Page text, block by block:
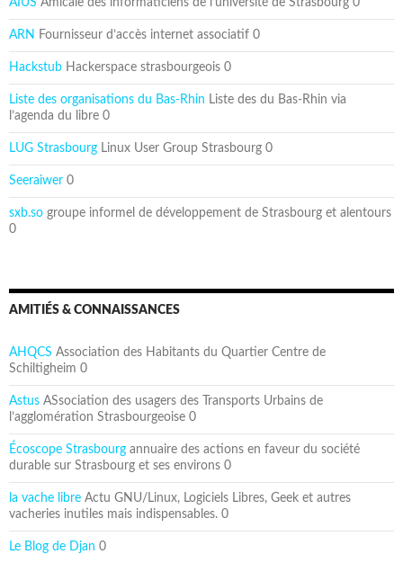
AIUS Amicale des informaticiens de l’université de Strasbourg 0
ARN Fournisseur d’accès internet associatif 0
Hackstub Hackerspace strasbourgeois 0
Liste des organisations du Bas-Rhin Liste des du Bas-Rhin via
l’agenda du libre 0
LUG Strasbourg Linux User Group Strasbourg 0
Seeraiwer 0
sxb.so groupe informel de développement de Strasbourg et alentours
0
AMITIÉS & CONNAISSANCES
AHQCS Association des Habitants du Quartier Centre de
Schiltigheim 0
Astus ASsociation des usagers des Transports Urbains de
l’agglomération Strasbourgeoise 0
Écoscope Strasbourg annuaire des actions en faveur du société
durable sur Strasbourg et ses environs 0
la vache libre Actu GNU/Linux, Logiciels Libres, Geek et autres
vacheries inutiles mais indispensables. 0
Le Blog de Djan 0